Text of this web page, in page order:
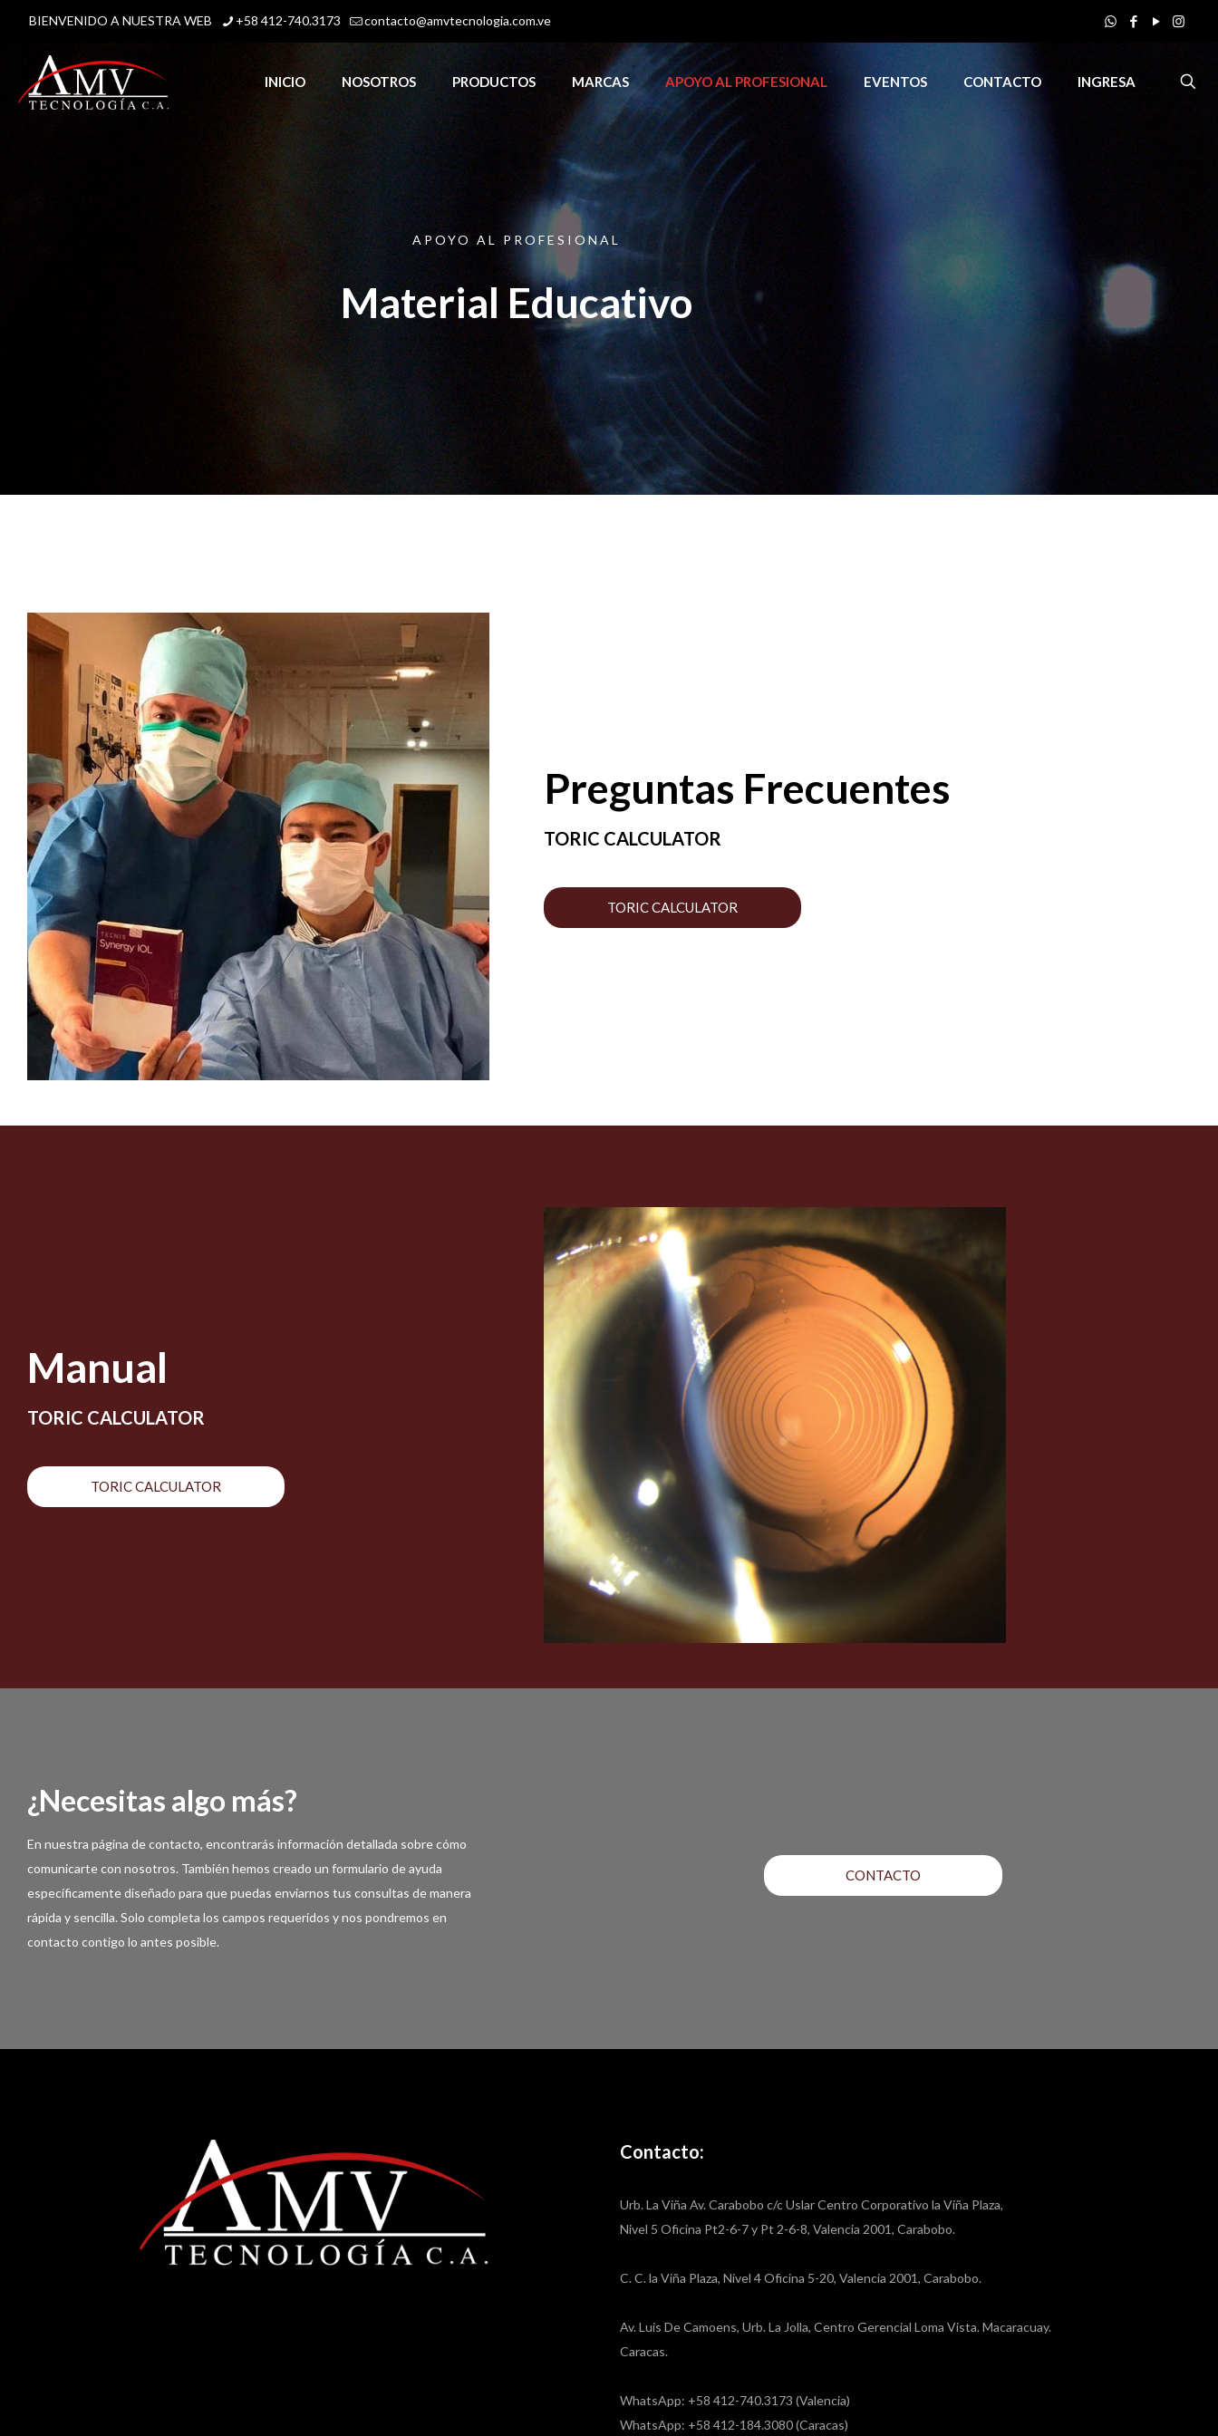
BIENVENIDO A NUESTRA WEB +58 412-740.3173 contacto@amvtecnologia.com.ve
INICIO NOSOTROS PRODUCTOS MARCAS APOYO AL PROFESIONAL EVENTOS CONTACTO INGRESA
APOYO AL PROFESIONAL
Material Educativo
Preguntas Frecuentes
TORIC CALCULATOR
TORIC CALCULATOR
Manual
TORIC CALCULATOR
TORIC CALCULATOR
¿Necesitas algo más?
En nuestra página de contacto, encontrarás información detallada sobre cómo
comunicarte con nosotros. También hemos creado un formulario de ayuda
específicamente diseñado para que puedas enviarnos tus consultas de manera
rápida y sencilla. Solo completa los campos requeridos y nos pondremos en
contacto contigo lo antes posible.
CONTACTO
Contacto:
Urb. La Viña Av. Carabobo c/c Uslar Centro Corporativo la Viña Plaza,
Nivel 5 Oficina Pt2-6-7 y Pt 2-6-8, Valencia 2001, Carabobo.
C. C. la Viña Plaza, Nivel 4 Oficina 5-20, Valencia 2001, Carabobo.
Av. Luis De Camoens, Urb. La Jolla, Centro Gerencial Loma Vista. Macaracuay.
Caracas.
WhatsApp: +58 412-740.3173 (Valencia)
WhatsApp: +58 412-184.3080 (Caracas)